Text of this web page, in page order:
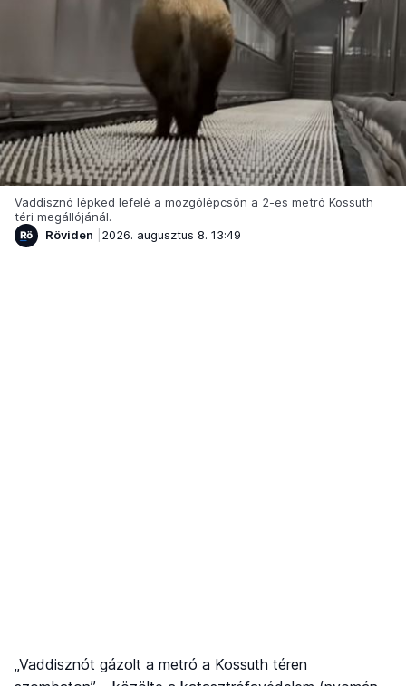
Vaddisznó lépked lefelé a mozgólépcsőn a 2-es metró Kossuth
téri megállójánál.
Röviden
2026. augusztus 8. 13:49
„Vaddisznót gázolt a metró a Kossuth téren